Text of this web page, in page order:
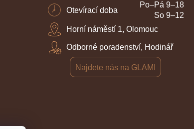
Otevírací doba
Po–Pá 9–18
So 9–12
Horní náměstí 1, Olomouc
Odborné poradenství, Hodinář
Najdete nás na GLAMI